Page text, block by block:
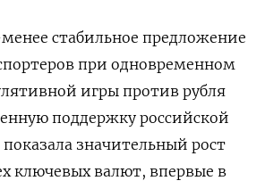
стабильное ‌предложение
при одновременном
игры против рубля
поддержку российской
значительный рост
ключевых валют, впервые в